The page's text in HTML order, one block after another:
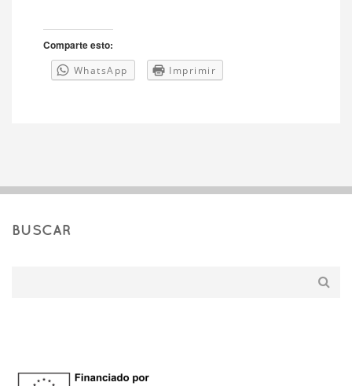
Comparte esto:
WhatsApp Imprimir
BUSCAR